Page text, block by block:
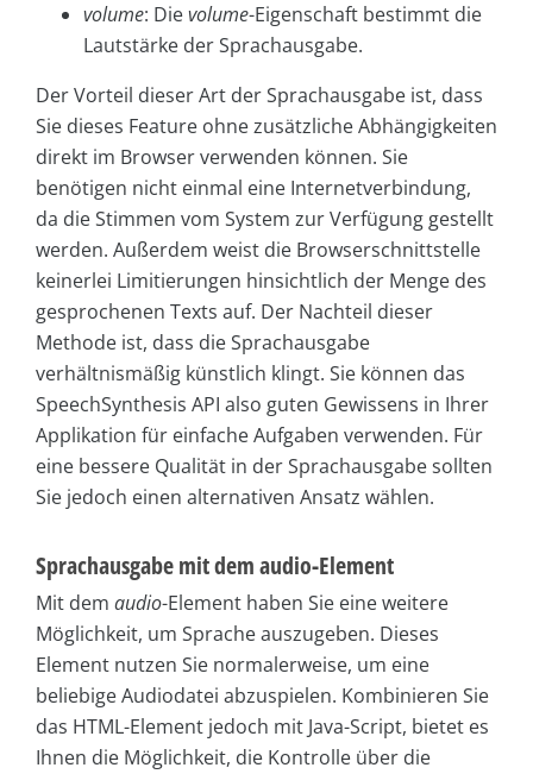
volume: Dievolume-Eigenschaft bestimmt die
Lautstärke der Sprachausgabe.
Der Vorteil dieser Art der Sprachausgabe ist, dass
Sie dieses Feature ohne zusätzliche Abhängigkeiten
direkt im Browser verwenden können. Sie
benötigen nicht einmal eine Internetverbindung,
da die Stimmen vom System zur Verfügung gestellt
werden. Außerdem weist die Browserschnittstelle
keinerlei Limitierungen hinsichtlich der Menge des
gesprochenen Texts auf. Der Nachteil dieser
Methode ist, dass die Sprachausgabe
verhältnismäßig künstlich klingt. Sie können das
SpeechSynthesis API also guten Gewissens in Ihrer
Applikation für einfache Aufgaben verwenden. Für
eine bessere Qualität in der Sprachausgabe sollten
Sie jedoch einen alternativen Ansatz wählen.
Sprachausgabe mit dem audio-Element
Mit dem audio-Element haben Sie eine weitere
Möglichkeit, um Sprache auszugeben. Dieses
Element nutzen Sie normalerweise, um eine
beliebige Audiodatei abzuspielen. Kombinieren Sie
das HTML-Element jedoch mit Java-Script, bietet es
Ihnen die Möglichkeit, die Kontrolle über die